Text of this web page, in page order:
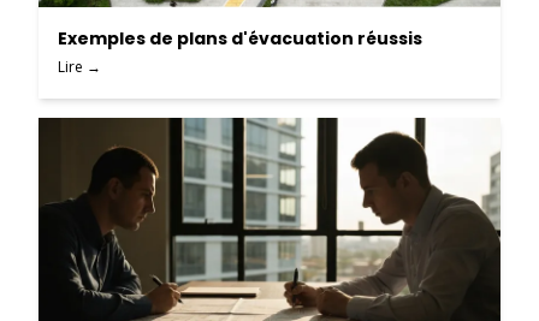
Exemples de plans d'évacuation réussis
Lire →